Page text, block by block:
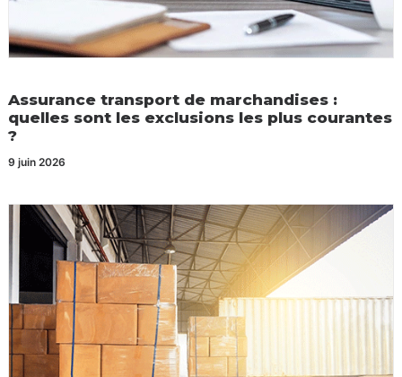
Assurance transport de marchandises :
quelles sont les exclusions les plus courantes
?
9 juin 2026